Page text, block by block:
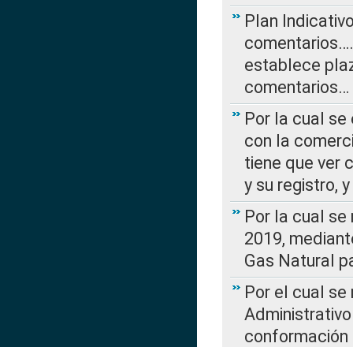
Plan
establece
comentarios…
Por la cual
con la
tiene que ver
y su registro,
Por la cual
2019,
Gas Natural
Por el cual
conformación